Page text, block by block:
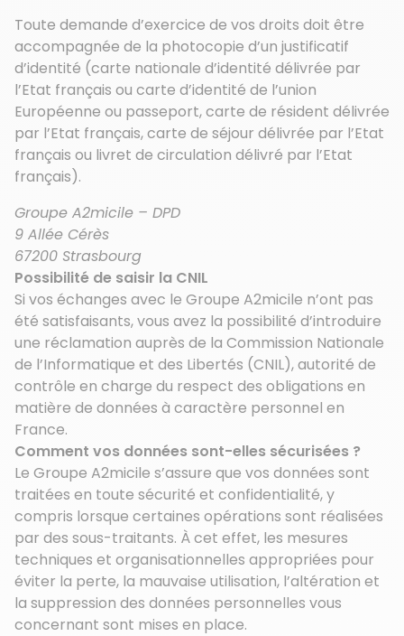
Toute demande d’exercice de vos droits doit être
accompagnée de la photocopie d’un justificatif
d’identité (carte nationale d’identité délivrée par
l’Etat français ou carte d’identité de l’union
Européenne ou passeport, carte de résident délivrée
par l’Etat français, carte de séjour délivrée par l’Etat
français ou livret de circulation délivré par l’Etat
français).
Groupe A2micile – DPD
9 Allée Cérès
67200 Strasbourg
Possibilité de saisir la CNIL
Si vos échanges avec le Groupe A2micile n’ont pas
été satisfaisants, vous avez la possibilité d’introduire
une réclamation auprès de la Commission Nationale
de l’Informatique et des Libertés (CNIL), autorité de
contrôle en charge du respect des obligations en
matière de données à caractère personnel en
France.
Comment vos données sont-elles sécurisées ?
Le Groupe A2micile s’assure que vos données sont
traitées en toute sécurité et confidentialité, y
compris lorsque certaines opérations sont réalisées
par des sous-traitants. À cet effet, les mesures
techniques et organisationnelles appropriées pour
éviter la perte, la mauvaise utilisation, l’altération et
la suppression des données personnelles vous
concernant sont mises en place.